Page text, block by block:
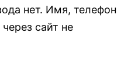
нет. Имя, телефон
сайт не